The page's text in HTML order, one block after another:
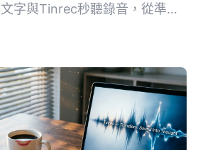
字與Tinrec秒聽錄音，從準確